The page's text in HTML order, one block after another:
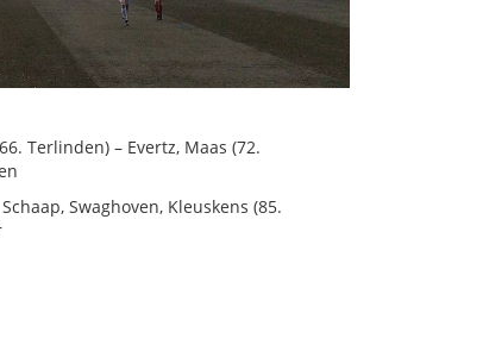
Terlinden) – Evertz, Maas (72.
Swaghoven, Kleuskens (85.